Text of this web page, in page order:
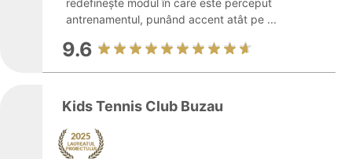
redefinește modul în care este perceput
antrenamentul, punând accent atât pe ...
9.6
Kids Tennis Club Buzau